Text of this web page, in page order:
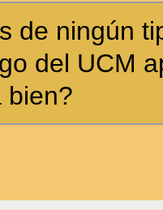
de ningún
del UCM
bien?